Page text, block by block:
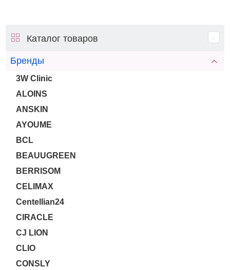
Каталог товаров
Бренды
3W Clinic
ALOINS
ANSKIN
AYOUME
BCL
BEAUUGREEN
BERRISOM
CELIMAX
Centellian24
CIRACLE
CJ LION
CLIO
CONSLY